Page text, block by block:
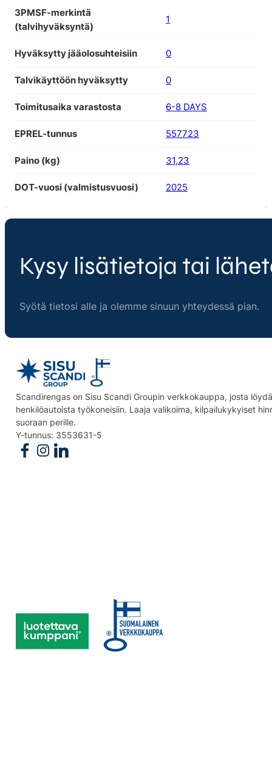
3PMSF-merkintä
(talvihyväksyntä)
1
Hyväksytty jääolosuhteisiin 0
Talvikäyttöön hyväksytty 0
Toimitusaika varastosta 6-8 DAYS
EPREL-tunnus 557723
Paino (kg) 31,23
DOT-vuosi (valmistusvuosi) 2025
Kysy lisätietoja tai
Syötä tietosi alle ja olemme sinuun yhteydessä pian.
Scandirengas on Sisu Scandi Groupin verkkokauppa, josta
henkilöautoista työkoneisiin. Laaja valikoima, kilpailukykyiset
suoraan perille.
Y-tunnus: 3553631-5
Follow us on Facebook
Follow us on Instagram
Follow us on Linkedin